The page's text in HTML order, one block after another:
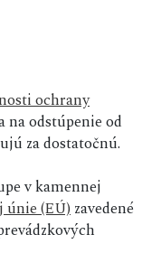
ochrany
odstúpenie od
za dostatočnú.
v kamennej
únie (EÚ)zavedené